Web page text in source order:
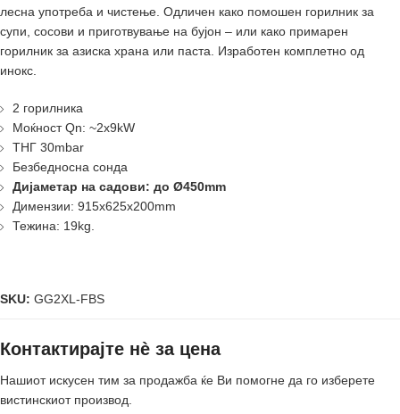
лесна употреба и чистење. Одличен како помошен горилник за
супи, сосови и приготвување на бујон – или како примарен
горилник за азиска храна или паста. Изработен комплетно од
инокс.
2 горилника
Моќност Qn: ~2x9kW
ТНГ 30mbar
Безбедносна сонда
Дијаметар на садови: до Ø450mm
Димензии: 915x625x200mm
Тежина: 19kg.
SKU: GG2XL-FBS
Контактирајте нè за цена
Нашиот искусен тим за продажба ќе Ви помогне да го изберете
вистинскиот производ.